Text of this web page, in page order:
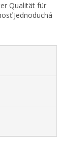
Qualität für